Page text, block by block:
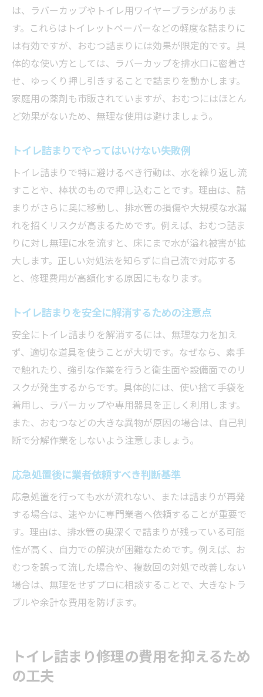
は、ラバーカップやトイレ用ワイヤーブラシがありま
す。これらはトイレットペーパーなどの軽度な詰まりに
は有効ですが、おむつ詰まりには効果が限定的です。具
体的な使い方としては、ラバーカップを排水口に密着さ
せ、ゆっくり押し引きすることで詰まりを動かします。
家庭用の薬剤も市販されていますが、おむつにはほとん
ど効果がないため、無理な使用は避けましょう。
トイレ詰まりでやってはいけない失敗例
トイレ詰まりで特に避けるべき行動は、水を繰り返し流
すことや、棒状のもので押し込むことです。理由は、詰
まりがさらに奥に移動し、排水管の損傷や大規模な水漏
れを招くリスクが高まるためです。例えば、おむつ詰ま
りに対し無理に水を流すと、床にまで水が溢れ被害が拡
大します。正しい対処法を知らずに自己流で対応する
と、修理費用が高額化する原因にもなります。
トイレ詰まりを安全に解消するための注意点
安全にトイレ詰まりを解消するには、無理な力を加え
ず、適切な道具を使うことが大切です。なぜなら、素手
で触れたり、強引な作業を行うと衛生面や設備面でのリ
スクが発生するからです。具体的には、使い捨て手袋を
着用し、ラバーカップや専用器具を正しく利用します。
また、おむつなどの大きな異物が原因の場合は、自己判
断で分解作業をしないよう注意しましょう。
応急処置後に業者依頼すべき判断基準
応急処置を行っても水が流れない、または詰まりが再発
する場合は、速やかに専門業者へ依頼することが重要で
す。理由は、排水管の奥深くで詰まりが残っている可能
性が高く、自力での解決が困難なためです。例えば、お
むつを誤って流した場合や、複数回の対処で改善しない
場合は、無理をせずプロに相談することで、大きなトラ
ブルや余計な費用を防げます。
トイレ詰まり修理の費用を抑えるため
の工夫